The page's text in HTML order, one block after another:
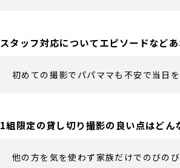
スタッフ対応についてエピソードなどあ
初めての撮影でパパママも不安で当日
1組限定の貸し切り撮影の良い点はどん
他の方を気を使わず家族だけでのびの